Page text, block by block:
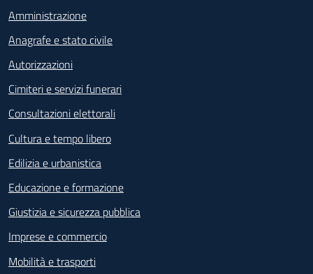
Amministrazione
Anagrafe e stato civile
Autorizzazioni
Cimiteri e servizi funerari
Consultazioni elettorali
Cultura e tempo libero
Edilizia e urbanistica
Educazione e formazione
Giustizia e sicurezza pubblica
Imprese e commercio
Mobilità e trasporti